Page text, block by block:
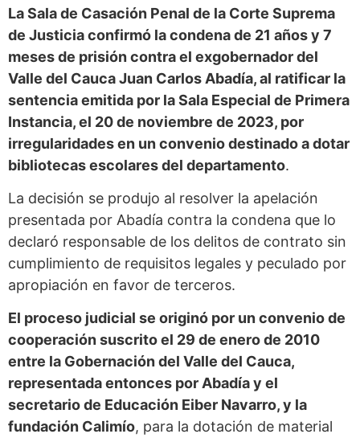
La Sala de Casación Penal de la Corte Suprema
de Justicia confirmó la condena de 21 años y 7
meses de prisión contra el exgobernador del
Valle del Cauca Juan Carlos Abadía, al ratificar la
sentencia emitida por la Sala Especial de Primera
Instancia, el 20 de noviembre de 2023, por
irregularidades en un convenio destinado a dotar
bibliotecas escolares del departamento.
La decisión se produjo al resolver la apelación
presentada por Abadía contra la condena que lo
declaró responsable de los delitos de contrato sin
cumplimiento de requisitos legales y peculado por
apropiación en favor de terceros.
El proceso judicial se originó por un convenio de
cooperación suscrito el 29 de enero de 2010
entre la Gobernación del Valle del Cauca,
representada entonces por Abadía y el
secretario de Educación Eiber Navarro, y la
fundación Calimío, para la dotación de material